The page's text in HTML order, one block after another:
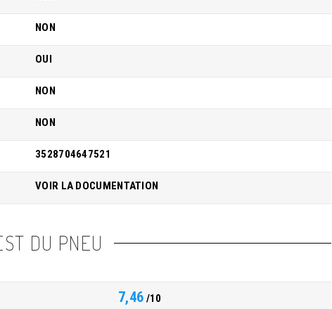
NON
OUI
NON
NON
3528704647521
VOIR LA DOCUMENTATION
DU PNEU
7,46 /10